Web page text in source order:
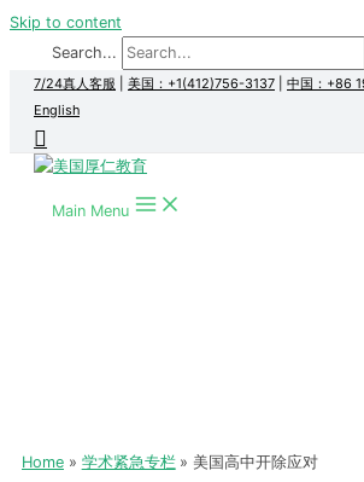
Skip to content
Search...
7/24真人客服 美国：+1(412)756-3137 中国：+86
English
Main Menu
Home 学术紧急专栏 美国高中开除应对